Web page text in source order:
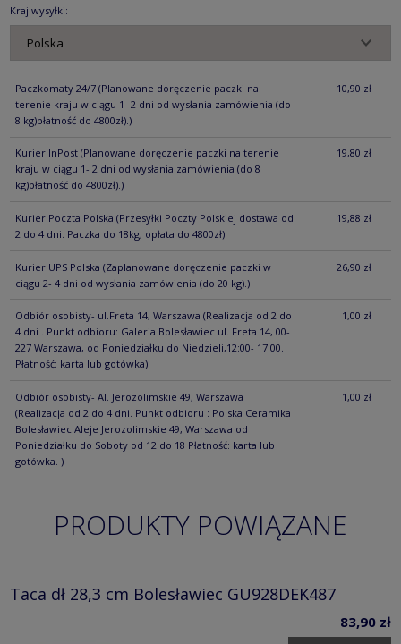
Kraj wysyłki:
Paczkomaty 24/7 (Planowane doręczenie paczki na
terenie kraju w ciągu 1- 2 dni od wysłania zamówienia (do
8 kg)płatność do 4800zł).)
10,90 zł
Kurier InPost (Planowane doręczenie paczki na terenie
kraju w ciągu 1- 2 dni od wysłania zamówienia (do 8
kg)płatność do 4800zł).)
19,80 zł
Kurier Poczta Polska (Przesyłki Poczty Polskiej dostawa od
2 do 4 dni. Paczka do 18kg, opłata do 4800zł)
19,88 zł
Kurier UPS Polska (Zaplanowane doręczenie paczki w
ciągu 2- 4 dni od wysłania zamówienia (do 20 kg).)
26,90 zł
Odbiór osobisty- ul.Freta 14, Warszawa (Realizacja od 2 do
4 dni . Punkt odbioru: Galeria Bolesławiec ul. Freta 14, 00-
227 Warszawa, od Poniedziałku do Niedzieli,12:00- 17:00.
Płatność: karta lub gotówka)
1,00 zł
Odbiór osobisty- Al. Jerozolimskie 49, Warszawa
(Realizacja od 2 do 4 dni. Punkt odbioru : Polska Ceramika
Bolesławiec Aleje Jerozolimskie 49, Warszawa od
Poniedziałku do Soboty od 12 do 18 Płatność: karta lub
gotówka. )
1,00 zł
PRODUKTY POWIĄZANE
Taca dł 28,3 cm Bolesławiec GU928DEK487
83,90 zł